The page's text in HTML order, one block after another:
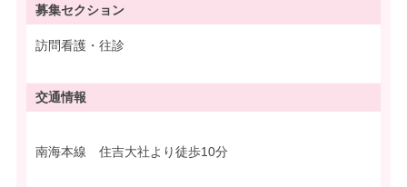
募集セクション
訪問看護・往診
交通情報
南海本線 住吉大社より徒歩10分